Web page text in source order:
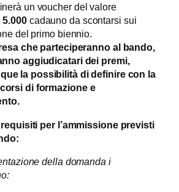
un voucher del valore
cadauno da scontarsi sui
del primo biennio.
che parteciperanno al bando,
aggiudicatari dei premi,
la possibilità di definire con la
di formazione e
per l’ammissione previsti
della domanda i